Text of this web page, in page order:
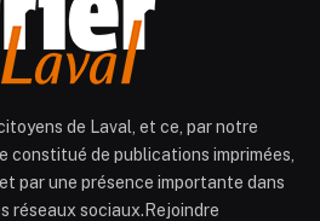
de Laval, et ce, par notre
constitué de publications imprimées,
par une présence importante dans
réseaux sociaux.Rejoindre